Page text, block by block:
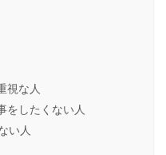
視な人
をしたくない人
い人